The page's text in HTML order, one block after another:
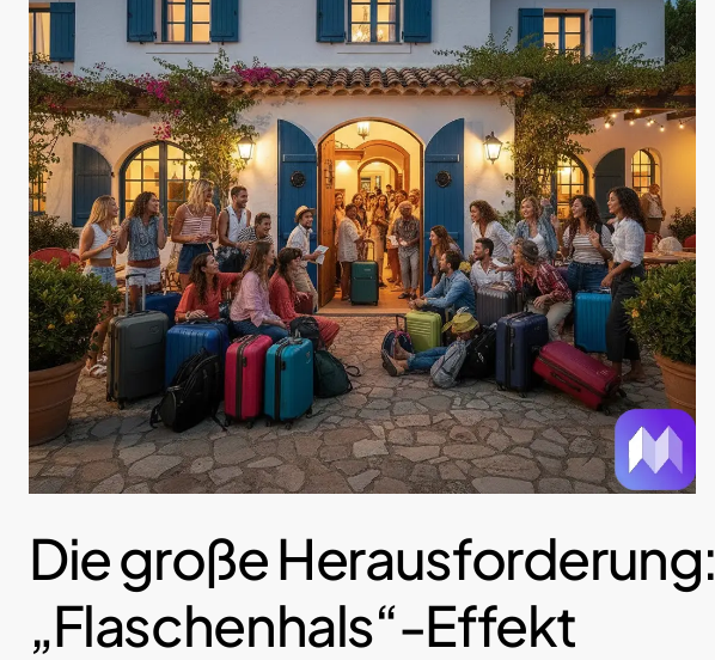
Die große
„Flaschenhals“-Effekt